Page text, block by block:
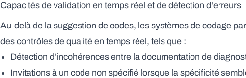
Capacités de validation en temps réel et de détection d'erreurs
Au-delà de la suggestion de codes, les systèmes de codage
des contrôles de qualité en temps réel, tels que :
Détection d'incohérences entre la documentation de
Invitations à un code non spécifié lorsque la spécificité